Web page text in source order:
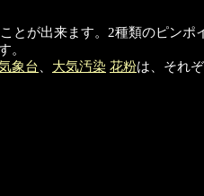
とが出来ます。2種類のピンポ
。
象台、 大気汚染 花粉は、それ